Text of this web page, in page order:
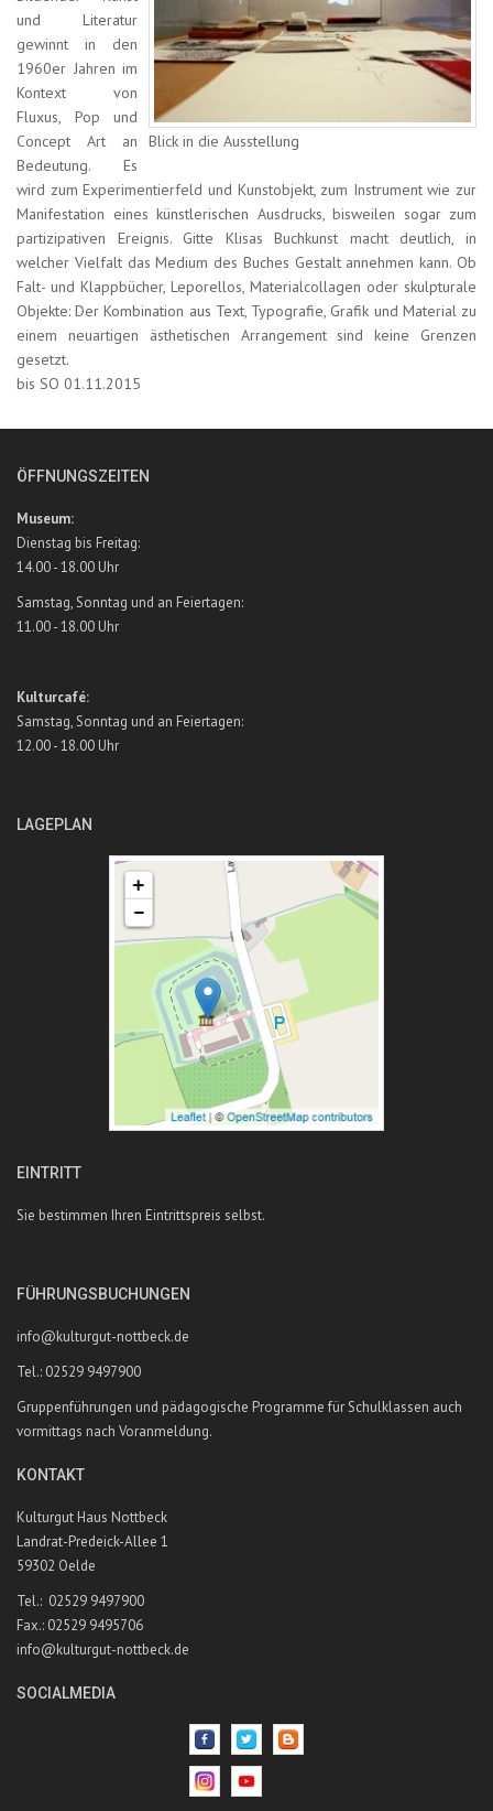
Blick in die Ausstellung
und Literatur
gewinnt in den
1960er Jahren im
Kontext von
Fluxus, Pop und
Concept Art an
Bedeutung. Es
wird zum Experimentierfeld und Kunstobjekt, zum Instrument wie zur
Manifestation eines künstlerischen Ausdrucks, bisweilen sogar zum
partizipativen Ereignis. Gitte Klisas Buchkunst macht deutlich, in
welcher Vielfalt das Medium des Buches Gestalt annehmen kann. Ob
Falt- und Klappbücher, Leporellos, Materialcollagen oder skulpturale
Objekte: Der Kombination aus Text, Typografie, Grafik und Material zu
einem neuartigen ästhetischen Arrangement sind keine Grenzen
gesetzt.
bis SO 01.11.2015
ÖFFNUNGSZEITEN
Museum:
Dienstag bis Freitag:
14.00 - 18.00 Uhr
Samstag, Sonntag und an Feiertagen:
11.00 - 18.00 Uhr
Kulturcafé:
Samstag, Sonntag und an Feiertagen:
12.00 - 18.00 Uhr
LAGEPLAN
EINTRITT
Sie bestimmen Ihren Eintrittspreis selbst.
FÜHRUNGSBUCHUNGEN
info@kulturgut-nottbeck.de
Tel.: 02529 9497900
Gruppenführungen und pädagogische Programme für Schulklassen auch
vormittags nach Voranmeldung.
KONTAKT
Kulturgut Haus Nottbeck
Landrat-Predeick-Allee 1
59302 Oelde
Tel.: 02529 9497900
Fax.: 02529 9495706
info@kulturgut-nottbeck.de
SOCIALMEDIA